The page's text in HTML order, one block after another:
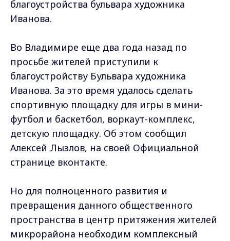
благоустройства бульвара художника
Иванова.
Во Владимире еще два года назад по
просьбе жителей приступили к
благоустройству Бульвара художника
Иванова. За это время удалось сделать
спортивную площадку для игры в мини-
футбол и баскетбол, воркаут-комплекс,
детскую площадку. Об этом сообщил
Алексей Лызлов, на своей Официальной
странице вконтакте.
Но для полноценного развития и
превращения данного общественного
пространства в центр притяжения жителей
микрорайона необходим комплексный